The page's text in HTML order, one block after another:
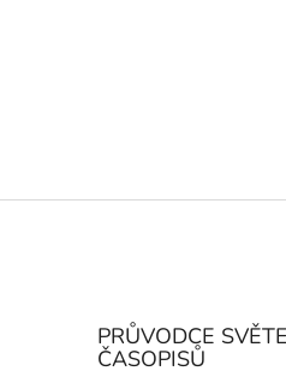
PRŮVODCE
ČASOPISŮ